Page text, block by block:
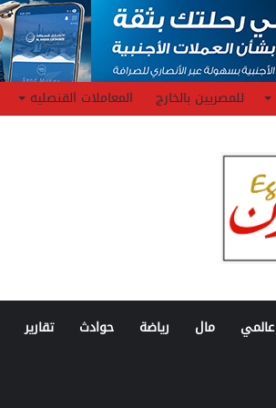
للمصريين بالخارج المعاملات القنصليه
عالمي مال رياضة حوادث تقارير